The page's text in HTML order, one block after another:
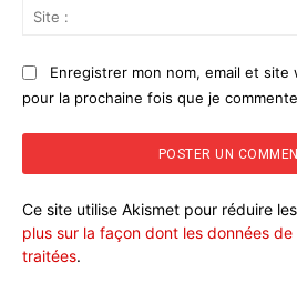
Enregistrer mon nom, email et site
pour la prochaine fois que je
Ce site utilise Akismet pour réduire
plus sur la façon dont les données
traitées.